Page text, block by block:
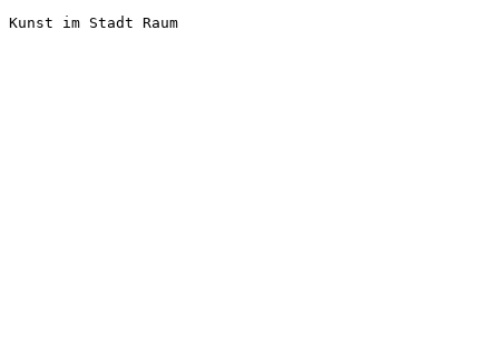
Kunst im Stadt Raum